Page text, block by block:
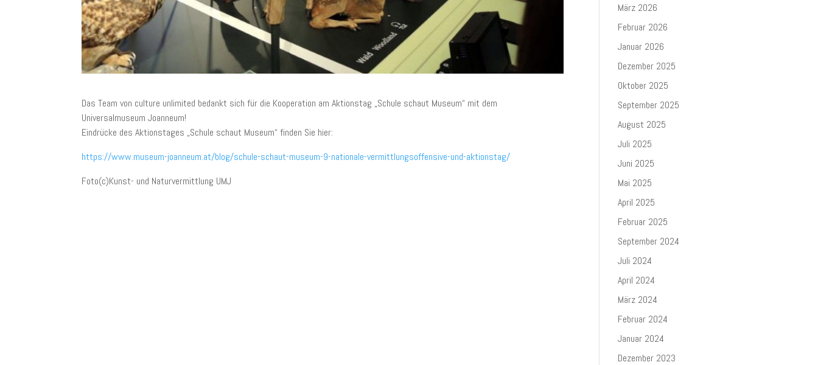
Das Team von culture unlimited bedankt sich für die Kooperation am Aktionstag „Schule schaut Museum“ mit dem
Universalmuseum Joanneum!
Eindrücke des Aktionstages „Schule schaut Museum“ finden Sie hier:
https://www.museum-joanneum.at/blog/schule-schaut-museum-9-nationale-vermittlungsoffensive-und-aktionstag/
Foto(c)Kunst- und Naturvermittlung UMJ
März 2026
Februar 2026
Januar 2026
Dezember 2025
Oktober 2025
September 2025
August 2025
Juli 2025
Juni 2025
Mai 2025
April 2025
Februar 2025
September 2024
Juli 2024
April 2024
März 2024
Februar 2024
Januar 2024
Dezember 2023